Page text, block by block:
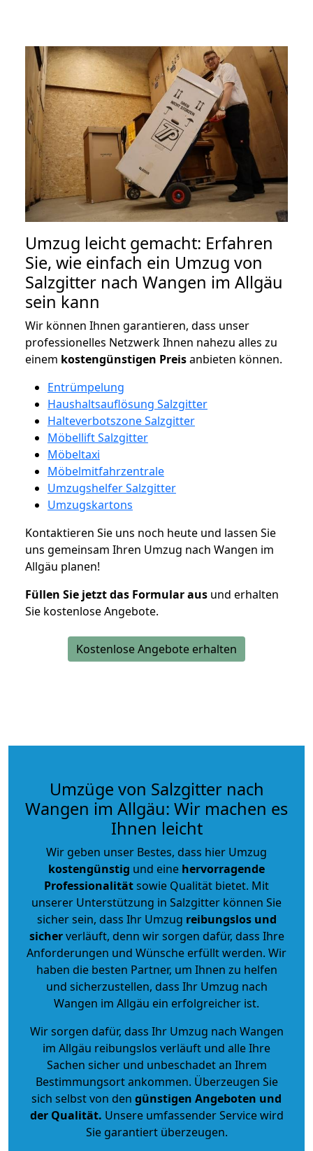
Umzug leicht gemacht: Erfahren
Sie, wie einfach ein Umzug von
Salzgitter nach Wangen im Allgäu
sein kann
Wir können Ihnen garantieren, dass unser
professionelles Netzwerk Ihnen nahezu alles zu
einem kostengünstigen Preisanbieten können.
Entrümpelung
Haushaltsauflösung Salzgitter
Halteverbotszone Salzgitter
Möbellift Salzgitter
Möbeltaxi
Möbelmitfahrzentrale
Umzugshelfer Salzgitter
Umzugskartons
Kontaktieren Sie uns noch heute und lassen Sie
uns gemeinsam Ihren Umzug nach Wangen im
Allgäu planen!
Füllen Sie jetzt das Formular aus und erhalten
Sie kostenlose Angebote.
Kostenlose Angebote erhalten
Umzüge von Salzgitter nach
Wangen im Allgäu: Wir machen es
Ihnen leicht
Wir geben unser Bestes, dass hier Umzug
kostengünstig und eine hervorragende
Professionalitätsowie Qualität bietet. Mit
unserer Unterstützung in Salzgitter können Sie
sicher sein, dass Ihr Umzug reibungslos und
sicherverläuft, denn wir sorgen dafür, dass Ihre
Anforderungen und Wünsche erfüllt werden. Wir
haben die besten Partner, um Ihnen zu helfen
und sicherzustellen, dass Ihr Umzug nach
Wangen im Allgäu ein erfolgreicher ist.
Wir sorgen dafür, dass Ihr Umzug nach Wangen
im Allgäu reibungslos verläuft und alle Ihre
Sachen sicher und unbeschadet an Ihrem
Bestimmungsort ankommen. Überzeugen Sie
sich selbst von den günstigen Angeboten und
der Qualität. Unsere umfassender Service wird
Sie garantiert überzeugen.